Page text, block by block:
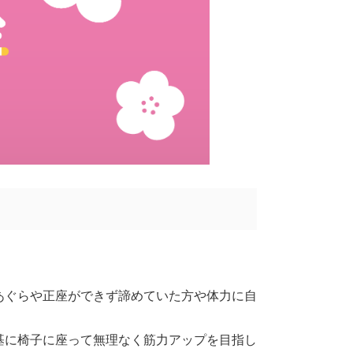
らや正座ができず諦めていた方や体力に自
椅子に座って無理なく筋力アップを目指し